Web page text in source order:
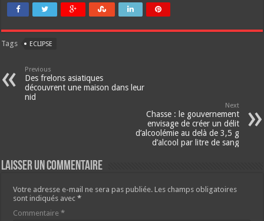
Tags ECLIPSE
Previous
Des frelons asiatiques
découvrent une maison dans leur
nid
Next
Chasse : le gouvernement
envisage de créer un délit
d’alcoolémie au delà de 3,5 g
d’alcool par litre de sang
Laisser un commentaire
Votre adresse e-mail ne sera pas publiée. Les champs obligatoires
sont indiqués avec*
Commentaire*